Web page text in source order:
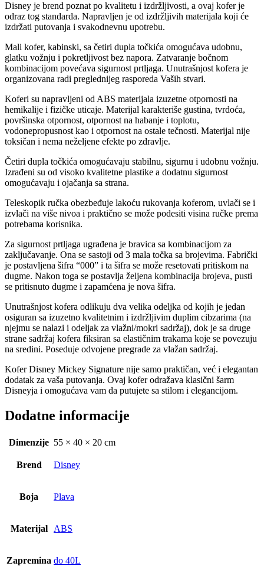
Disney je brend poznat po kvalitetu i izdržljivosti, a ovaj kofer je
odraz tog standarda. Napravljen je od izdržljivih materijala koji će
izdržati putovanja i svakodnevnu upotrebu.
Mali kofer, kabinski, sa četiri dupla točkića omogućava udobnu,
glatku vožnju i pokretljivost bez napora. Zatvaranje bočnom
kombinacijom povećava sigurnost prtljaga. Unutrašnjost kofera je
organizovana radi preglednijeg rasporeda Vaših stvari.
Koferi su napravljeni od ABS materijala izuzetne otpornosti na
hemikalije i fizičke uticaje. Materijal karakteriše gustina, tvrdoća,
površinska otpornost, otpornost na habanje i toplotu,
vodonepropusnost kao i otpornost na ostale tečnosti. Materijal nije
toksičan i nema neželjene efekte po zdravlje.
Četiri dupla točkića omogućavaju stabilnu, sigurnu i udobnu vožnju.
Izrađeni su od visoko kvalitetne plastike a dodatnu sigurnost
omogućavaju i ojačanja sa strana.
Teleskopik ručka obezbeđuje lakoću rukovanja koferom, uvlači se i
izvlači na više nivoa i praktično se može podesiti visina ručke prema
potrebama korisnika.
Za sigurnost prtljaga ugrađena je bravica sa kombinacijom za
zaključavanje. Ona se sastoji od 3 mala točka sa brojevima. Fabrički
je postavljena šifra “000” i ta šifra se može resetovati pritiskom na
dugme. Nakon toga se postavlja željena kombinacija brojeva, pusti
se pritisnuto dugme i zapamćena je nova šifra.
Unutrašnjost kofera odlikuju dva velika odeljka od kojih je jedan
osiguran sa izuzetno kvalitetnim i izdržljivim duplim cibzarima (na
njejmu se nalazi i odeljak za vlažni/mokri sadržaj), dok je sa druge
strane sadržaj kofera fiksiran sa elastičnim trakama koje se povezuju
na sredini. Poseduje odvojene pregrade za vlažan sadržaj.
Kofer Disney Mickey Signature nije samo praktičan, već i elegantan
dodatak za vaša putovanja. Ovaj kofer odražava klasični šarm
Disneyja i omogućava vam da putujete sa stilom i elegancijom.
Dodatne informacije
Dimenzije 55 × 40 × 20 cm
Brend Disney
Boja Plava
Materijal ABS
Zapremina do 40L